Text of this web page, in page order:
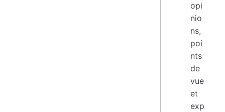
opi
nio
ns,
poi
nts
de
vue
et
exp